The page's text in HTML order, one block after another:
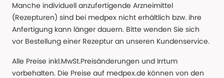
Manche individuell anzufertigende Arzneimittel
(Rezepturen) sind bei medpex nicht erhältlich bzw. ihre
Anfertigung kann länger dauern. Bitte wenden Sie sich
vor Bestellung einer Rezeptur an unseren Kundenservice.
Alle Preise inkl.MwSt.Preisänderungen und Irrtum
vorbehalten. Die Preise auf medpex.de können von den